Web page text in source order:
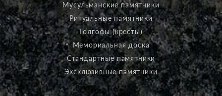
Мусульманские памятники
Ритуальные памятники
Голгофы (кресты)
Мемориальная доска
Стандартные памятники
Эксклюзивные памятники